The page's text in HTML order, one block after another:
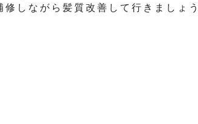
修しながら髪質改善して行きましょう